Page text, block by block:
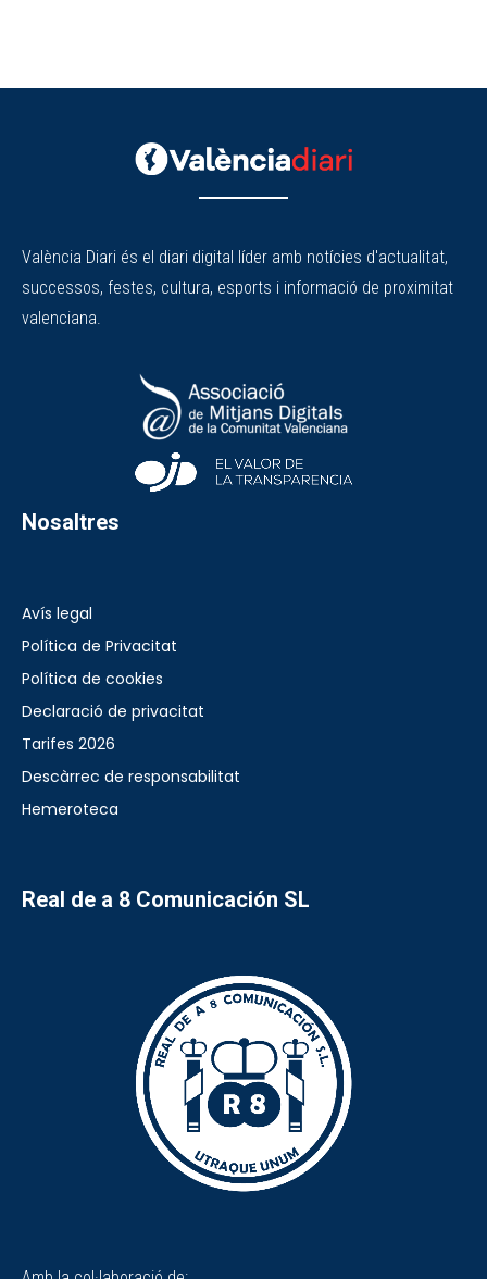
València Diari és el diari digital líder amb notícies d'actualitat,
successos, festes, cultura, esports i informació de proximitat
valenciana.
Nosaltres
Avís legal
Política de Privacitat
Política de cookies
Declaració de privacitat
Tarifes 2026
Descàrrec de responsabilitat
Hemeroteca
Real de a 8 Comunicación SL